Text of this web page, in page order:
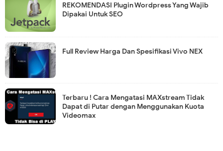
REKOMENDASI Plugin Wordpress Yang Wajib
Dipakai Untuk SEO
Full Review Harga Dan Spesifikasi Vivo NEX
Terbaru ! Cara Mengatasi MAXstream Tidak
Dapat di Putar dengan Menggunakan Kuota
Videomax